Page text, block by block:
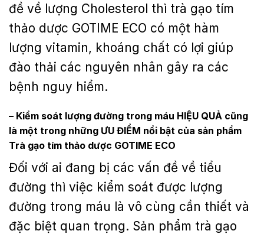
đề về lượng Cholesterol thì trà gạo tím
thảo dược GOTIME ECO có một hàm
lượng vitamin, khoáng chất có lợi giúp
đào thải các nguyên nhân gây ra các
bệnh nguy hiểm.
– Kiểm soát lượng đường trong máu HIỆU QUẢ cũng
là một trong những ƯU ĐIỂM nổi bật của sản phẩm
Trà gạo tím thảo dược GOTIME ECO
Đối với ai đang bị các vấn đề về tiểu
đường thì việc kiểm soát được lượng
đường trong máu là vô cùng cần thiết và
đặc biệt quan trọng. Sản phẩm trà gạo